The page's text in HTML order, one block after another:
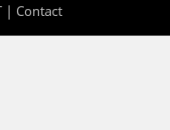
| Contact